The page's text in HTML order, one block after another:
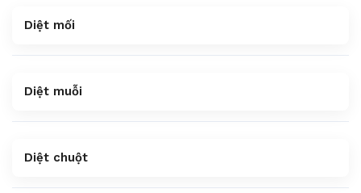
Diệt mối
Diệt muỗi
Diệt chuột